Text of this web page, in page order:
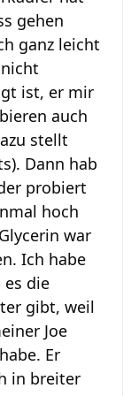
gehen
ganz leicht
ist, er mir
auch
stellt
Dann hab
probiert
hoch
war
Ich habe
die
gibt, weil
Joe
Er
in breiter